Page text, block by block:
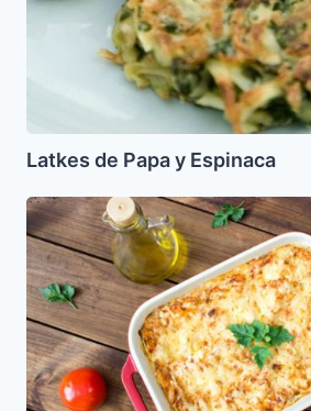
Latkes de Papa y Espinaca
Lasagna
para
Pesaj